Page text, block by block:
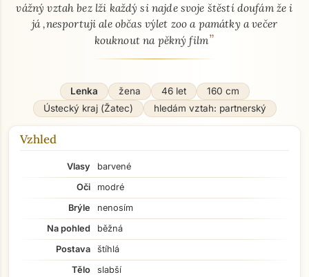
vážný vztah bez lži každý si najde svoje štěstí doufám že i
já ,nesportuji ale občas výlet zoo a památky a večer
kouknout na pěkný film”
Lenka žena 46 let
160 cm
Ústecký kraj (Žatec)
hledám vztah: partnerský
Vzhled
Vlasy
barvené
Oči
modré
Brýle
nenosím
Na pohled
běžná
Postava
štíhlá
Tělo
slabší